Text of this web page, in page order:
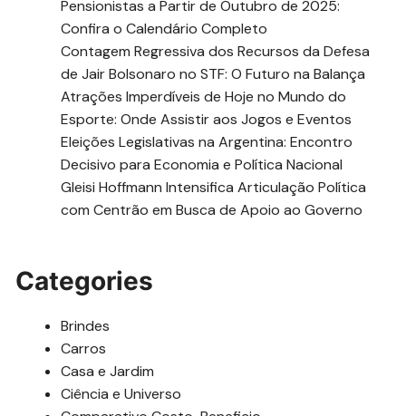
Pensionistas a Partir de Outubro de 2025:
Confira o Calendário Completo
Contagem Regressiva dos Recursos da Defesa
de Jair Bolsonaro no STF: O Futuro na Balança
Atrações Imperdíveis de Hoje no Mundo do
Esporte: Onde Assistir aos Jogos e Eventos
Eleições Legislativas na Argentina: Encontro
Decisivo para Economia e Política Nacional
Gleisi Hoffmann Intensifica Articulação Política
com Centrão em Busca de Apoio ao Governo
Categories
Brindes
Carros
Casa e Jardim
Ciência e Universo